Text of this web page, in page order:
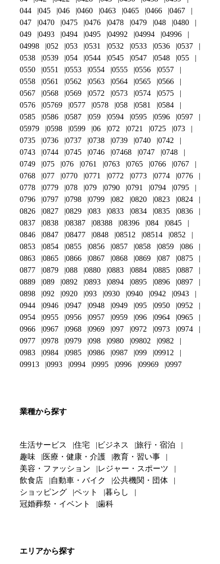
044
045 046 0460 0463 0465 0466
0467
047
0470 0475 0476 0478 0479 048
0480
049
0493 0494 0495 04992 04994
04996
04998
052 053 0531 0532 0533 0536
0537
0538
0539 054 0544 0545 0547 0548
055
0550
0551 0553 0554 0555 0556
0557
0558
0561 0562 0563 0564 0565
0566
0567
0568 0569 0572 0573 0574
0575
0576
05769 0577 0578 058 0581
0584
0585
0586 0587 059 0594 0595 0596
0597
05979
0598 0599 06 072 0721 0725
073
0735
0736 0737 0738 0739 0740
0742
0743
0744 0745 0746 07468 0747
0748
0749
075 076 0761 0763 0765 0766
0767
0768
077 0770 0771 0772 0773 0774
0776
0778
0779 078 079 0790 0791 0794
0795
0796
0797 0798 0799 082 0820 0823
0824
0826
0827 0829 083 0833 0834 0835
0836
0837
0838 08387 08388 08396 084
0845
0846
0847 08477 0848 08512 08514
0852
0853
0854 0855 0856 0857 0858 0859
086
0863
0865 0866 0867 0868 0869 087
0875
0877
0879 088 0880 0883 0884 0885
0887
0889
089 0892 0893 0894 0895 0896
0897
0898
092 0920 093 0930 0940 0942
0943
0944
0946 0947 0948 0949 095 0950
0952
0954
0955 0956 0957 0959 096 0964
0965
0966
0967 0968 0969 097 0972 0973
0974
0977
0978 0979 098 0980 09802
0982
0983
0984 0985 0986 0987 099
09912
09913
0993 0994 0995 0996 09969 0997
業種から探す
生活サービス 住宅 ビジネス
旅行・宿泊
趣味
医療・健康・介護
教育・習い事
美容・ファッション
レジャー・スポーツ
飲食店
自動車・バイク
公共機関・団体
ショッピング
ペット
暮らし
冠婚葬祭・イベント
歯科
エリアから探す